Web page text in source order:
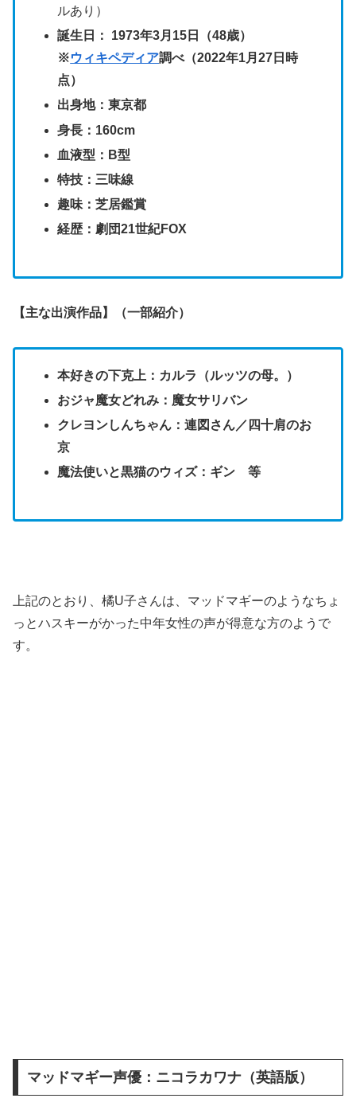
ルあり）
誕生日： 1973年3月15日（48歳）
※ウィキペディア調べ（2022年1月27日時
点）
出身地：東京都
身長：160cm
血液型：B型
特技：三味線
趣味：芝居鑑賞
経歴：劇団21世紀FOX
【主な出演作品】（一部紹介）
本好きの下克上：カルラ（ルッツの母。）
おジャ魔女どれみ：魔女サリバン
クレヨンしんちゃん：連図さん／四十肩のお
京
魔法使いと黒猫のウィズ：ギン 等
上記のとおり、橘U子さんは、マッドマギーのようなちょ
っとハスキーがかった中年女性の声が得意な方のようで
す。
マッドマギー声優：ニコラカワナ（英語版）